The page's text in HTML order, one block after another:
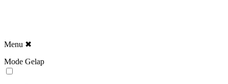
Menu ✖
Mode Gelap